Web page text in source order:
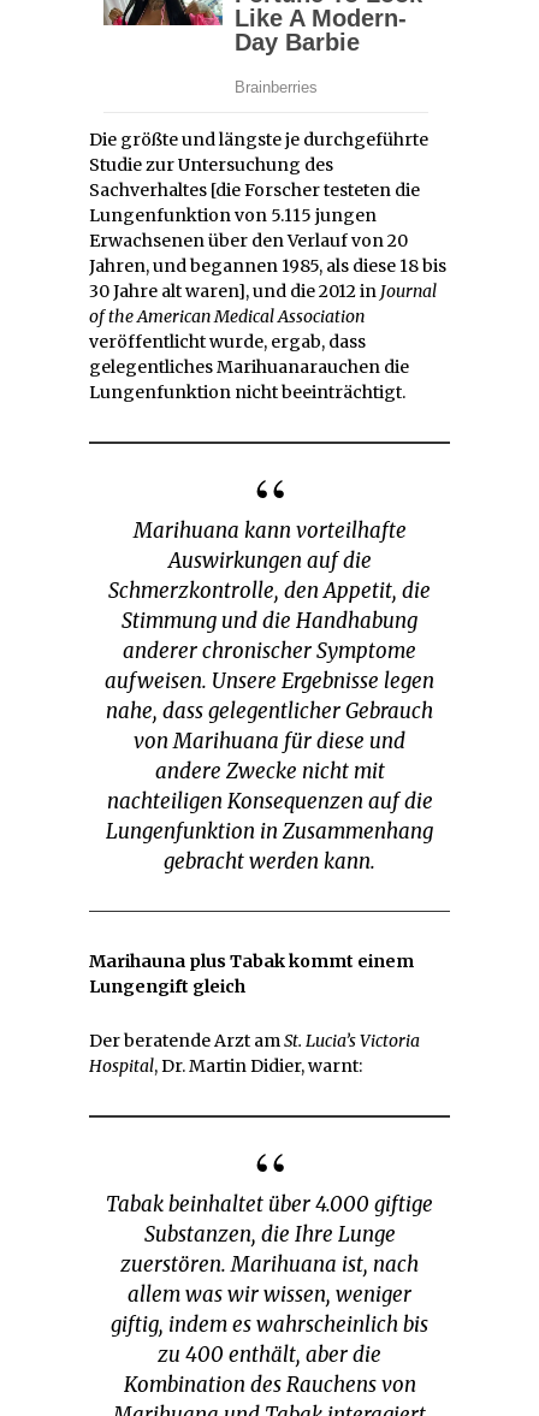
Die größte und längste je durchgeführte
Studie zur Untersuchung des
Sachverhaltes [die Forscher testeten die
Lungenfunktion von 5.115 jungen
Erwachsenen über den Verlauf von 20
Jahren, und begannen 1985, als diese 18 bis
30 Jahre alt waren], und die 2012 in Journal
of the American Medical Association
veröffentlicht wurde, ergab, dass
gelegentliches Marihuanarauchen die
Lungenfunktion nicht beeinträchtigt.
Marihuana kann vorteilhafte
Auswirkungen auf die
Schmerzkontrolle, den Appetit, die
Stimmung und die Handhabung
anderer chronischer Symptome
aufweisen. Unsere Ergebnisse legen
nahe, dass gelegentlicher Gebrauch
von Marihuana für diese und
andere Zwecke nicht mit
nachteiligen Konsequenzen auf die
Lungenfunktion in Zusammenhang
gebracht werden kann.
Marihauna plus Tabak kommt einem
Lungengift gleich
Der beratende Arzt amSt. Lucia’s Victoria
Hospital, Dr. Martin Didier, warnt:
Tabak beinhaltet über 4.000 giftige
Substanzen, die Ihre Lunge
zuerstören. Marihuana ist, nach
allem was wir wissen, weniger
giftig, indem es wahrscheinlich bis
zu 400 enthält, aber die
Kombination des Rauchens von